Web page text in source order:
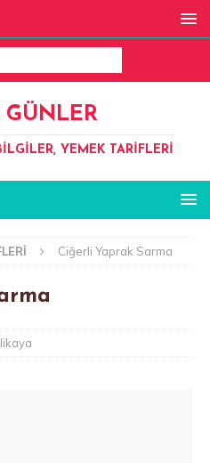
GÜNLER
YEMEK TARIFLERI
Ciğerli Yaprak Sarma